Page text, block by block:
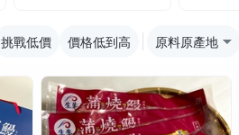
挑戰低價 價格低到高 原料原產地